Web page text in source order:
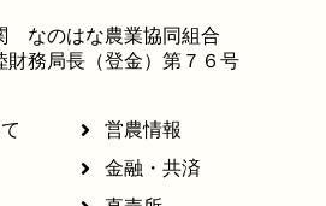
なのはな農業協同組合
務局長（登金）第７６号
営農情報
金融・共済